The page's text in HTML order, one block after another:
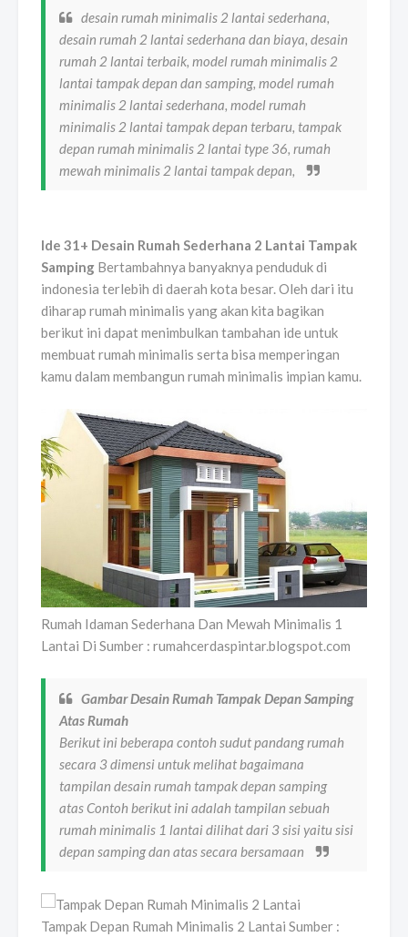
desain rumah minimalis 2 lantai sederhana,
desain rumah 2 lantai sederhana dan biaya, desain
rumah 2 lantai terbaik, model rumah minimalis 2
lantai tampak depan dan samping, model rumah
minimalis 2 lantai sederhana, model rumah
minimalis 2 lantai tampak depan terbaru, tampak
depan rumah minimalis 2 lantai type 36, rumah
mewah minimalis 2 lantai tampak depan,
Ide 31+ Desain Rumah Sederhana 2 Lantai Tampak
Samping Bertambahnya banyaknya penduduk di
indonesia terlebih di daerah kota besar. Oleh dari itu
diharap rumah minimalis yang akan kita bagikan
berikut ini dapat menimbulkan tambahan ide untuk
membuat rumah minimalis serta bisa memperingan
kamu dalam membangun rumah minimalis impian kamu.
Rumah Idaman Sederhana Dan Mewah Minimalis 1
Lantai Di Sumber : rumahcerdaspintar.blogspot.com
Gambar Desain Rumah Tampak Depan Samping
Atas Rumah
Berikut ini beberapa contoh sudut pandang rumah
secara 3 dimensi untuk melihat bagaimana
tampilan desain rumah tampak depan samping
atas Contoh berikut ini adalah tampilan sebuah
rumah minimalis 1 lantai dilihat dari 3 sisi yaitu sisi
depan samping dan atas secara bersamaan
Tampak Depan Rumah Minimalis 2 Lantai Sumber :